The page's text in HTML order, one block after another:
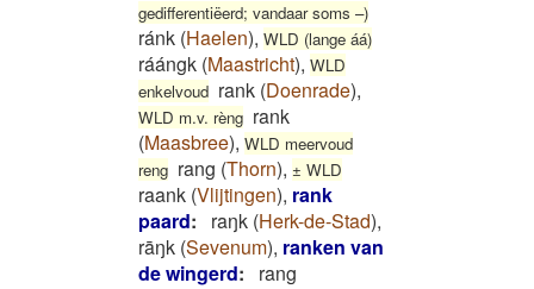
gedifferentiëerd; vandaar soms –)
ránk (Haelen), WLD (lange áá)
ráángk (Maastricht), WLD
enkelvoud rank (Doenrade),
WLD m.v. rèng rank
(Maasbree), WLD meervoud
reng rang (Thorn), ± WLD
raank (Vlijtingen), rank
paard: raŋk (Herk-de-Stad),
rāŋk (Sevenum), ranken van
de wingerd:
rang